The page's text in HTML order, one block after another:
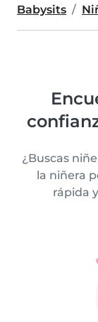
Babysits
¿Buscas
la niñera
rápida